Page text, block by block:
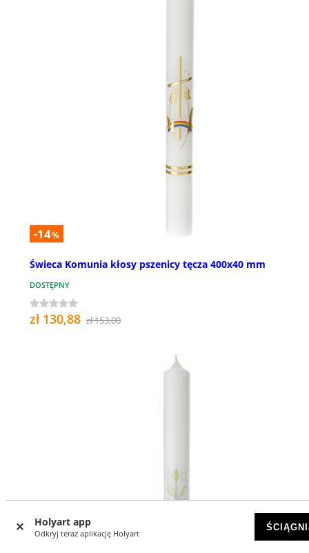
Holyart app
Odkryj teraz aplikację Holyart
-14%
Świeca Komunia kłosy pszenicy tęcza 400x40 mm
DOSTĘPNY
zł 130,88 zł 153,00